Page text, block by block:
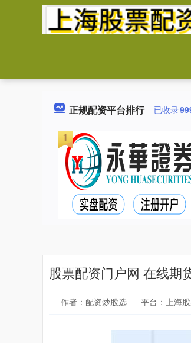
正规配资平台排行 已收录
股票配资门户网 在线期
作者：配资炒股选 平台：上海